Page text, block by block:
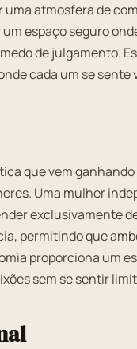
atmosfera de
espaço seguro
de julgamento.
cada um se sente
que vem
Uma mulher
exclusivamente
permitindo que
proporciona um
sem se sentir